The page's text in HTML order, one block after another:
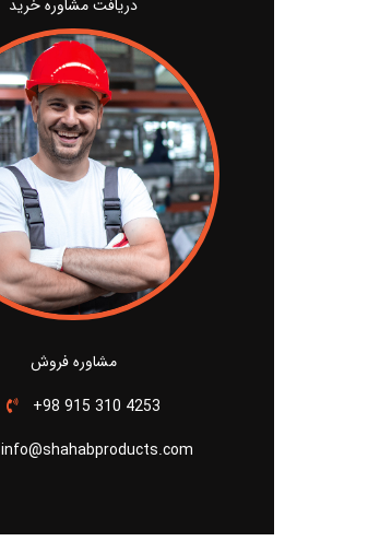
دریافت مشاوره خرید
مشاوره فروش
+98 915 310 4253
info@shahabproducts.com